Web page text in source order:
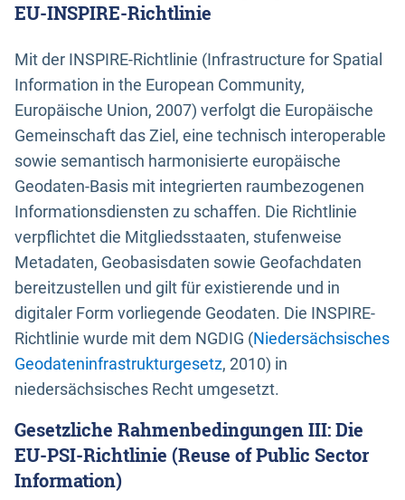
EU-INSPIRE-Richtlinie
Mit der INSPIRE-Richtlinie (Infrastructure for Spatial
Information in the European Community,
Europäische Union, 2007) verfolgt die Europäische
Gemeinschaft das Ziel, eine technisch interoperable
sowie semantisch harmonisierte europäische
Geodaten-Basis mit integrierten raumbezogenen
Informationsdiensten zu schaffen. Die Richtlinie
verpflichtet die Mitgliedsstaaten, stufenweise
Metadaten, Geobasisdaten sowie Geofachdaten
bereitzustellen und gilt für existierende und in
digitaler Form vorliegende Geodaten. Die INSPIRE-
Richtlinie wurde mit dem NGDIG (Niedersächsisches
Geodateninfrastrukturgesetz, 2010) in
niedersächsisches Recht umgesetzt.
Gesetzliche Rahmenbedingungen III: Die
EU-PSI-Richtlinie (Reuse of Public Sector
Information)